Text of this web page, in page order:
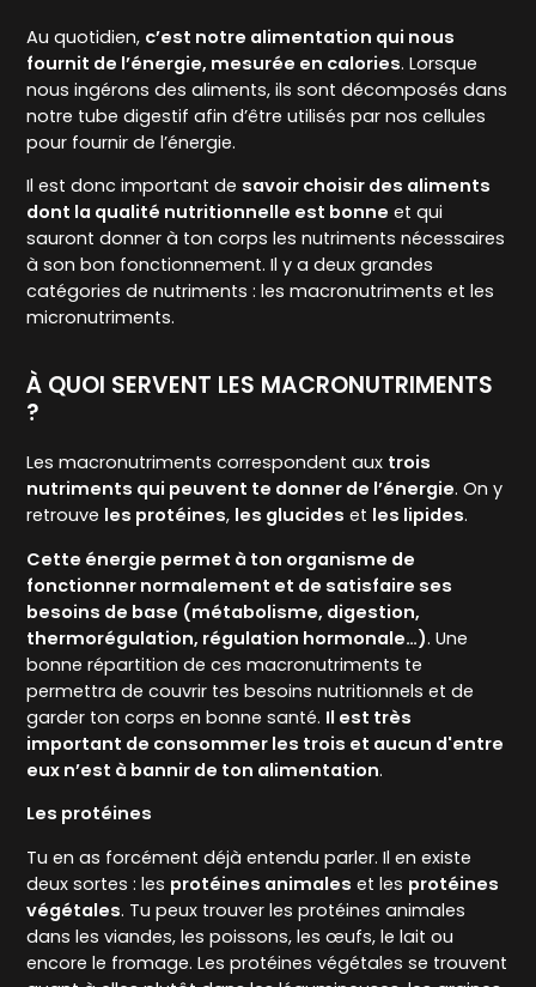
Au quotidien, c’est notre alimentation qui nous
fournit de l’énergie, mesurée en calories. Lorsque
nous ingérons des aliments, ils sont décomposés dans
notre tube digestif afin d’être utilisés par nos cellules
pour fournir de l’énergie.
Il est donc important de savoir choisir des aliments
dont la qualité nutritionnelle est bonne et qui
sauront donner à ton corps les nutriments nécessaires
à son bon fonctionnement. Il y a deux grandes
catégories de nutriments : les macronutriments et les
micronutriments.
À QUOI SERVENT LES MACRONUTRIMENTS
?
Les macronutriments correspondent aux trois
nutriments qui peuvent te donner de l’énergie. On y
retrouve les protéines, les glucides et les lipides.
Cette énergie permet à ton organisme de
fonctionner normalement et de satisfaire ses
besoins de base (métabolisme, digestion,
thermorégulation, régulation hormonale…). Une
bonne répartition de ces macronutriments te
permettra de couvrir tes besoins nutritionnels et de
garder ton corps en bonne santé. Il est très
important de consommer les trois et aucun d'entre
eux n’est à bannir de ton alimentation.
Les protéines
Tu en as forcément déjà entendu parler. Il en existe
deux sortes : les protéines animales et les protéines
végétales. Tu peux trouver les protéines animales
dans les viandes, les poissons, les œufs, le lait ou
encore le fromage. Les protéines végétales se trouvent